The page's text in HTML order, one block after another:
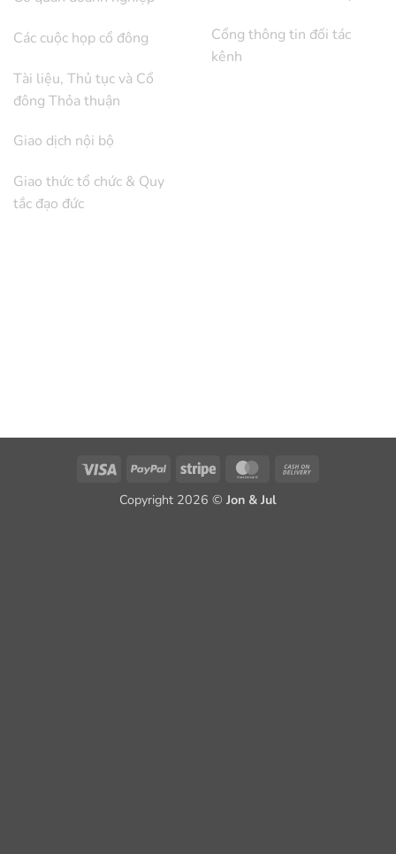
Các cuộc họp cổ đông
Tài liệu, Thủ tục và Cổ
đông Thỏa thuận
Giao dịch nội bộ
Giao thức tổ chức & Quy
tắc đạo đức
Cổng thông tin đối tác
kênh
Visa PayPal Stripe MasterCard
Copyright 2026 © Jon & Jul